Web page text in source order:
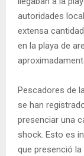
autoridades
extensa
en la playa de
Pescadores de
se han
presenciar una
shock. Esto es
que presenció